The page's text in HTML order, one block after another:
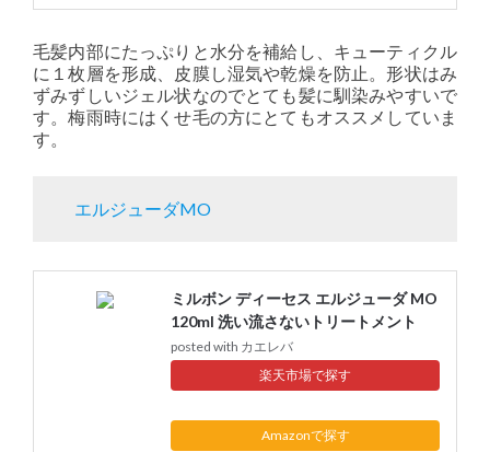
毛髪内部にたっぷりと水分を補給し、キューティクル
に１枚層を形成、皮膜し湿気や乾燥を防止。形状はみ
ずみずしいジェル状なのでとても髪に馴染みやすいで
す。梅雨時にはくせ毛の方にとてもオススメしていま
す。
エルジューダMO
ミルボン ディーセス エルジューダ MO
120ml 洗い流さないトリートメント
posted with カエレバ
楽天市場
Amazon